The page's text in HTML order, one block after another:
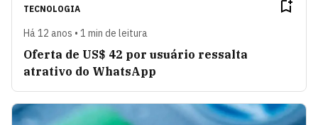
TECNOLOGIA
Há 12 anos • 1 min de leitura
Oferta de US$ 42 por usuário ressalta
atrativo do WhatsApp